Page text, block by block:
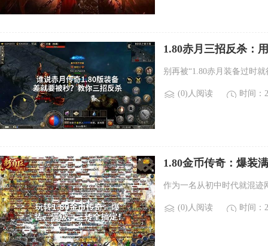
1.80赤月三招反杀：
别再被“1.80赤月装备过时
(0)人阅读 时间：
1.80金币传奇：爆装
作为一名从初中时代就混迹
(0)人阅读 时间：